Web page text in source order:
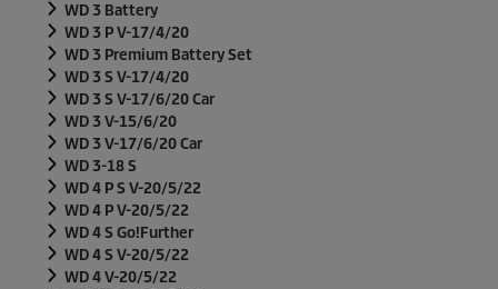
WD 3 Battery
WD 3 P V-17/4/20
WD 3 Premium Battery Set
WD 3 S V-17/4/20
WD 3 S V-17/6/20 Car
WD 3 V-15/6/20
WD 3 V-17/6/20 Car
WD 3-18 S
WD 4 P S V-20/5/22
WD 4 P V-20/5/22
WD 4 S Go!Further
WD 4 S V-20/5/22
WD 4 V-20/5/22